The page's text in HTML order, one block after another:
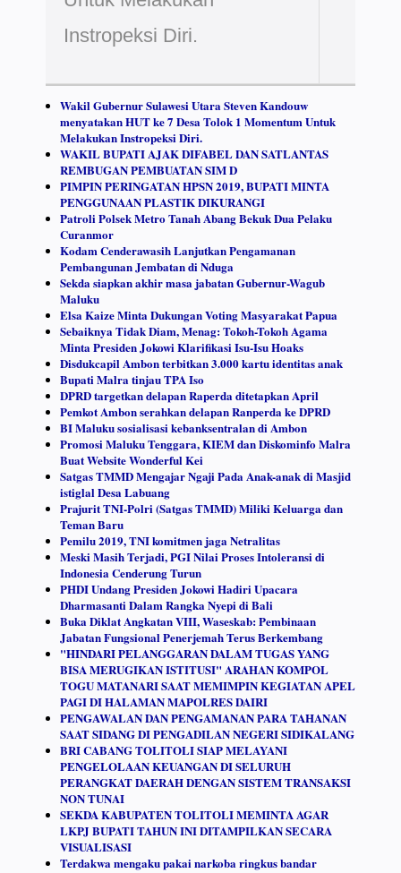
Instropeksi Diri.
Wakil Gubernur Sulawesi Utara Steven Kandouw
menyatakan HUT ke 7 Desa Tolok 1 Momentum Untuk
Melakukan Instropeksi Diri.
WAKIL BUPATI AJAK DIFABEL DAN SATLANTAS
REMBUGAN PEMBUATAN SIM D
PIMPIN PERINGATAN HPSN 2019, BUPATI MINTA
PENGGUNAAN PLASTIK DIKURANGI
Patroli Polsek Metro Tanah Abang Bekuk Dua Pelaku
Curanmor
Kodam Cenderawasih Lanjutkan Pengamanan
Pembangunan Jembatan di Nduga
Sekda siapkan akhir masa jabatan Gubernur-Wagub
Maluku
Elsa Kaize Minta Dukungan Voting Masyarakat Papua
Sebaiknya Tidak Diam, Menag: Tokoh-Tokoh Agama
Minta Presiden Jokowi Klarifikasi Isu-Isu Hoaks
Disdukcapil Ambon terbitkan 3.000 kartu identitas anak
Bupati Malra tinjau TPA Iso
DPRD targetkan delapan Raperda ditetapkan April
Pemkot Ambon serahkan delapan Ranperda ke DPRD
BI Maluku sosialisasi kebanksentralan di Ambon
Promosi Maluku Tenggara, KIEM dan Diskominfo Malra
Buat Website Wonderful Kei
Satgas TMMD Mengajar Ngaji Pada Anak-anak di Masjid
istiglal Desa Labuang
Prajurit TNI-Polri (Satgas TMMD) Miliki Keluarga dan
Teman Baru
Pemilu 2019, TNI komitmen jaga Netralitas
Meski Masih Terjadi, PGI Nilai Proses Intoleransi di
Indonesia Cenderung Turun
PHDI Undang Presiden Jokowi Hadiri Upacara
Dharmasanti Dalam Rangka Nyepi di Bali
Buka Diklat Angkatan VIII, Waseskab: Pembinaan
Jabatan Fungsional Penerjemah Terus Berkembang
"HINDARI PELANGGARAN DALAM TUGAS YANG
BISA MERUGIKAN ISTITUSI" ARAHAN KOMPOL
TOGU MATANARI SAAT MEMIMPIN KEGIATAN APEL
PAGI DI HALAMAN MAPOLRES DAIRI
PENGAWALAN DAN PENGAMANAN PARA TAHANAN
SAAT SIDANG DI PENGADILAN NEGERI SIDIKALANG
BRI CABANG TOLITOLI SIAP MELAYANI
PENGELOLAAN KEUANGAN DI SELURUH
PERANGKAT DAERAH DENGAN SISTEM TRANSAKSI
NON TUNAI
SEKDA KABUPATEN TOLITOLI MEMINTA AGAR
LKPJ BUPATI TAHUN INI DITAMPILKAN SECARA
VISUALISASI
Terdakwa mengaku pakai narkoba ringkus bandar